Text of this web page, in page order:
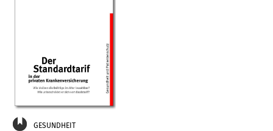
GESUNDHEIT